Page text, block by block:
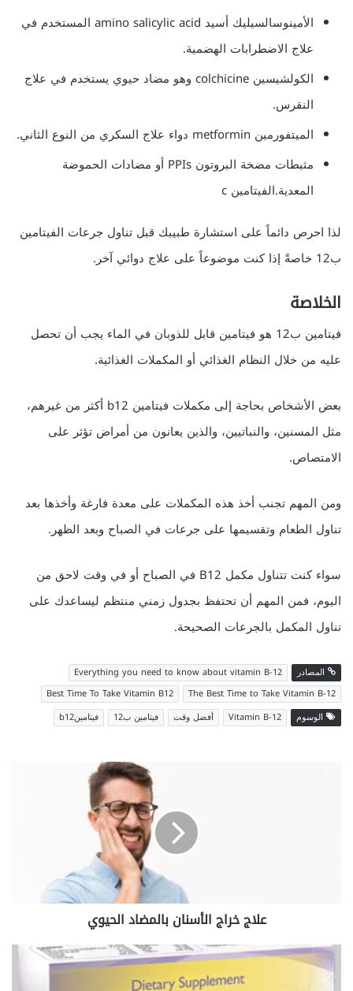
الأمينوسالسيليك أسيد amino salicylic acid المستخدم في
علاج الاضطرابات الهضمية.
الكولشيسين colchicine وهو مضاد حيوي يستخدم في علاج
النقرس.
الميتفورمين metformin دواء علاج السكري من النوع الثاني.
مثبطات مضخة البروتون PPIs أو مضادات الحموضة
المعدية.الفيتامين c
لذا احرص دائماً على استشارة طبيبك قبل تناول جرعات الفيتامين
ب12 خاصةً إذا كنت موضوعاً على علاج دوائي آخر.
الخلاصة
فيتامين ب12 هو فيتامين قابل للذوبان في الماء يجب أن تحصل
عليه من خلال النظام الغذائي أو المكملات الغذائية.
بعض الأشخاص بحاجة إلى مكملات فيتامين b12 أكثر من غيرهم،
مثل المسنين، والنباتيين، والذين يعانون من أمراض تؤثر على
الامتصاص.
ومن المهم تجنب أخذ هذه المكملات على معدة فارغة وأخذها بعد
تناول الطعام وتقسيمها على جرعات في الصباح وبعد الظهر.
سواء كنت تتناول مكمل B12 في الصباح أو في وقت لاحق من
اليوم، فمن المهم أن تحتفظ بجدول زمني منتظم ليساعدك على
تناول المكمل بالجرعات الصحيحة.
المصادر
Everything you need to know about vitamin B-12
The Best Time to Take Vitamin B-12
Best Time To Take Vitamin B12
الوسوم
Vitamin B-12 أفضل وقت فيتامين ب12 فيتامينb12
علاج خراج الأسنان بالمضاد الحيوي
هاى
بوتنسى